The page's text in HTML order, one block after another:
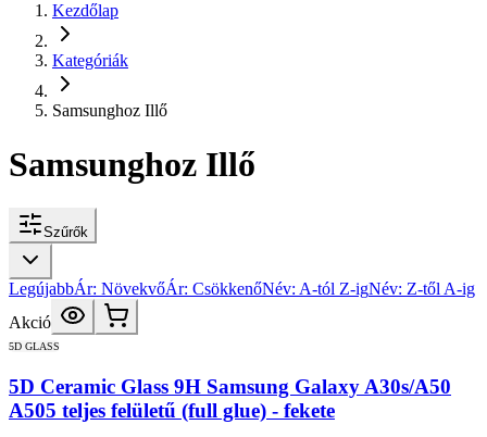
Kezdőlap
Kategóriák
Samsunghoz Illő
Samsunghoz Illő
Szűrők
LegújabbÁr: NövekvőÁr: CsökkenőNév: A-tól Z-igNév: Z-től A-ig
Akció
5D GLASS
5D Ceramic Glass 9H Samsung Galaxy A30s/A50
A505 teljes felületű (full glue) - fekete